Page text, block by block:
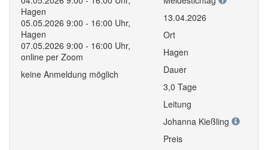
Hagen
05.05.2026 9:00 - 16:00 Uhr,
Hagen
07.05.2026 9:00 - 16:00 Uhr,
online per Zoom
keine Anmeldung möglich
13.04.2026
Ort
Hagen
Dauer
3,0 Tage
Leitung
Johanna Kießling
Preis